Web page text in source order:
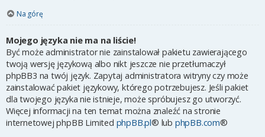
Na górę
Mojego języka nie ma na liście!
Być może administrator nie zainstalował pakietu zawierającego
twoją wersję językową albo nikt jeszcze nie przetłumaczył
phpBB3 na twój język. Zapytaj administratora witryny czy może
zainstalować pakiet językowy, którego potrzebujesz. Jeśli pakiet
dla twojego języka nie istnieje, może spróbujesz go utworzyć.
Więcej informacji na ten temat można znaleźć na stronie
internetowej phpBB Limited phpBB.pl® lub phpBB.com®